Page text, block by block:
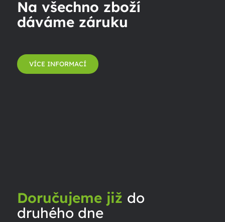
Na všechno zboží
dáváme záruku
VÍCE INFORMACÍ
Doručujeme již do
druhého dne